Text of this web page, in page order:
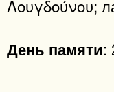
Λουγδούνου;
День памяти: